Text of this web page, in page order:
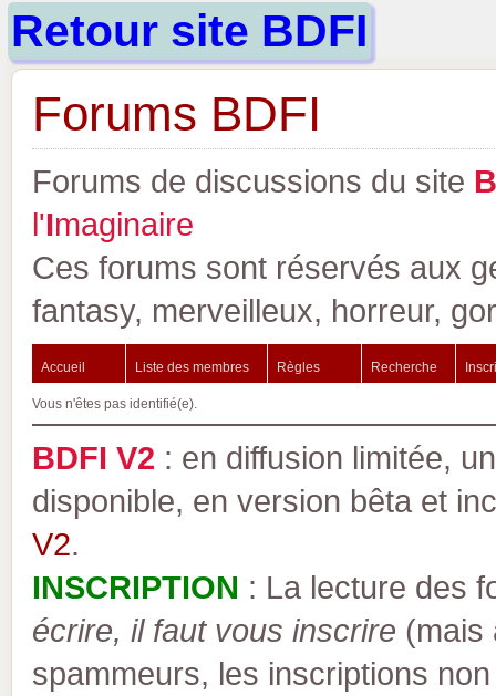
Retour site BDFI
Forums BDFI
Forums de discussions du site B
l'Imaginaire
Ces forums sont réservés aux
fantasy, merveilleux, horreur,
Accueil Liste des membres Règles Recherche
Vous n'êtes pas identifié(e).
BDFI V2 : en diffusion limitée,
disponible, en version bêta et
V2.
INSCRIPTION : La lecture des
écrire, il faut vous inscrire (mais
spammeurs, les inscriptions